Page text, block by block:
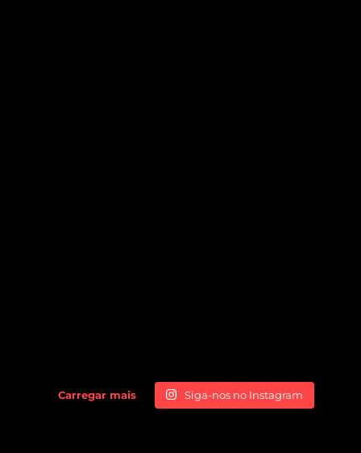
Carregar mais Siga-nos no Instagram